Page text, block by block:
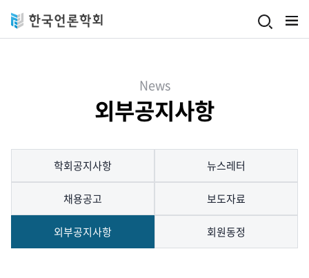
News
외부공지사항
학회공지사항 뉴스레터
채용공고 보도자료
외부공지사항 회원동정